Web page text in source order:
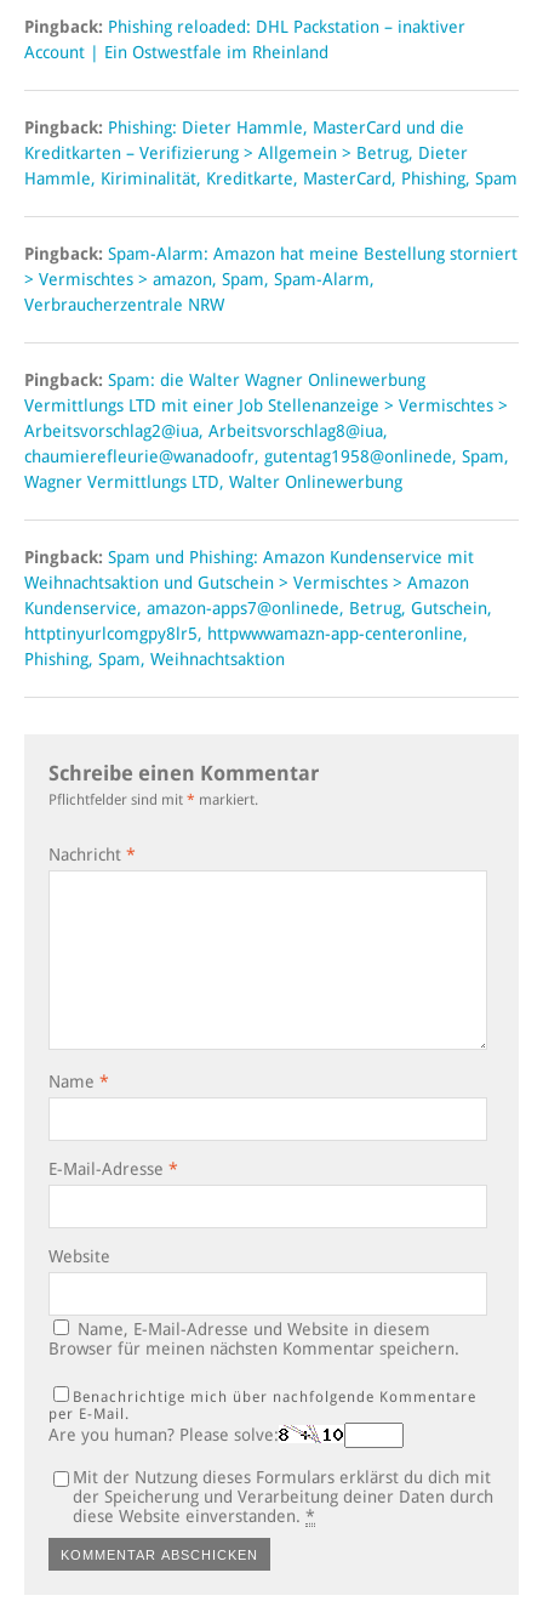
Pingback: Phishing reloaded: DHL Packstation – inaktiver
Account | Ein Ostwestfale im Rheinland
Pingback: Phishing: Dieter Hammle, MasterCard und die
Kreditkarten – Verifizierung > Allgemein > Betrug, Dieter
Hammle, Kiriminalität, Kreditkarte, MasterCard, Phishing, Spam
Pingback: Spam-Alarm: Amazon hat meine Bestellung storniert
> Vermischtes > amazon, Spam, Spam-Alarm,
Verbraucherzentrale NRW
Pingback: Spam: die Walter Wagner Onlinewerbung
Vermittlungs LTD mit einer Job Stellenanzeige > Vermischtes >
Arbeitsvorschlag2@iua, Arbeitsvorschlag8@iua,
chaumierefleurie@wanadoofr, gutentag1958@onlinede, Spam,
Wagner Vermittlungs LTD, Walter Onlinewerbung
Pingback: Spam und Phishing: Amazon Kundenservice mit
Weihnachtsaktion und Gutschein > Vermischtes > Amazon
Kundenservice, amazon-apps7@onlinede, Betrug, Gutschein,
httptinyurlcomgpy8lr5, httpwwwamazn-app-centeronline,
Phishing, Spam, Weihnachtsaktion
Schreibe einen Kommentar
Pflichtfelder sind mit * markiert.
Nachricht *
Name *
E-Mail-Adresse *
Website
Name, E-Mail-Adresse und Website in diesem
Browser für meinen nächsten Kommentar speichern.
Benachrichtige mich über nachfolgende Kommentare
per E-Mail.
Are you human? Please solve:
Mit der Nutzung dieses Formulars erklärst du dich mit
der Speicherung und Verarbeitung deiner Daten durch
diese Website einverstanden. *